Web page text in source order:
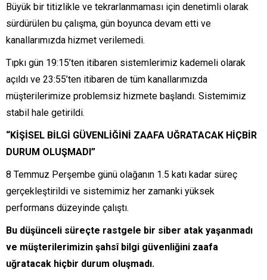
Büyük bir titizlikle ve tekrarlanmaması için denetimli olarak
sürdürülen bu çalışma, gün boyunca devam etti ve
kanallarımızda hizmet verilemedi.
Tıpkı gün 19:15’ten itibaren sistemlerimiz kademeli olarak
açıldı ve 23:55’ten itibaren de tüm kanallarımızda
müşterilerimize problemsiz hizmete başlandı. Sistemimiz
stabil hale getirildi.
“KİŞİSEL BİLGİ GÜVENLİĞİNİ ZAAFA UĞRATACAK HİÇBİR
DURUM OLUŞMADI”
8 Temmuz Perşembe günü olağanın 1.5 katı kadar süreç
gerçekleştirildi ve sistemimiz her zamanki yüksek
performans düzeyinde çalıştı.
Bu düşünceli süreçte rastgele bir siber atak yaşanmadı
ve müşterilerimizin şahsî bilgi güvenliğini zaafa
uğratacak hiçbir durum oluşmadı.